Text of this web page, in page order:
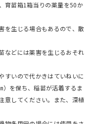
育苗箱1箱当りの薬量を50か
を生じる場合もあるので、散
などには薬害を生じるおそれ
すいので代かきはていねいに
を保ち、稲苗が活着するま
意してください。また、深植